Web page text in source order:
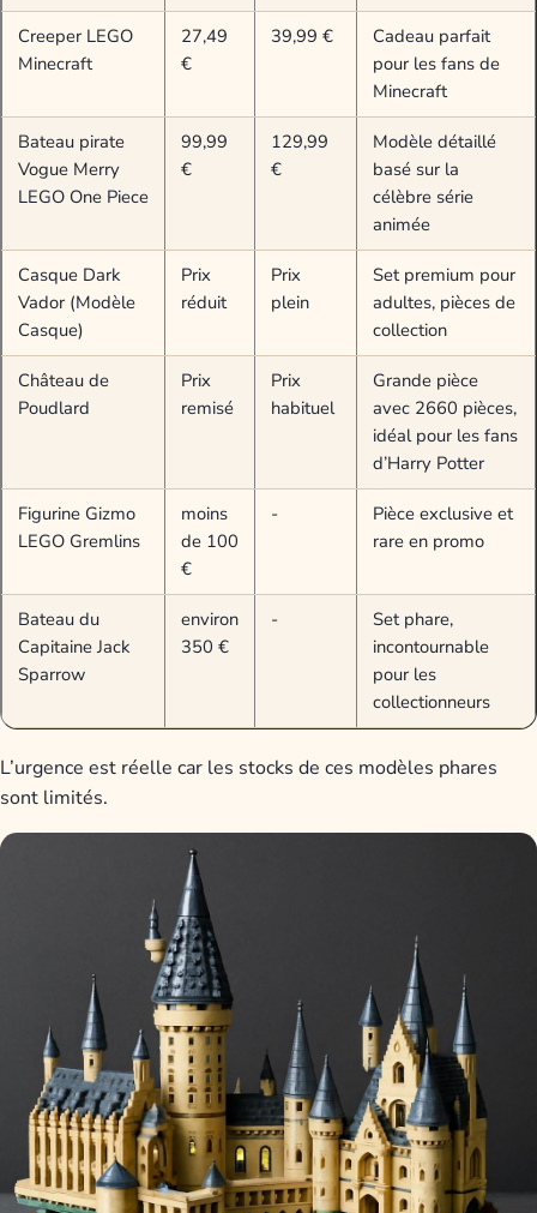
Creeper LEGO
Minecraft
27,49
€
39,99 €
Cadeau parfait
pour les fans de
Minecraft
Bateau pirate
Vogue Merry
LEGO One Piece
99,99
€
129,99
€
Modèle détaillé
basé sur la
célèbre série
animée
Casque Dark
Vador (Modèle
Casque)
Prix
réduit
Prix
plein
Set premium pour
adultes, pièces de
collection
Château de
Poudlard
Prix
remisé
Prix
habituel
Grande pièce
avec 2660 pièces,
idéal pour les fans
d’Harry Potter
Figurine Gizmo
LEGO Gremlins
moins
de 100
€
-
Pièce exclusive et
rare en promo
Bateau du
Capitaine Jack
Sparrow
environ
350 €
-
Set phare,
incontournable
pour les
collectionneurs
L’urgence est réelle car les stocks de ces modèles phares
sont limités.